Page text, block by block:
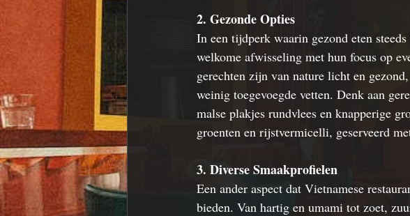
2. Gezonde Opties
In een tijdperk waarin gezond eten
welkome afwisseling met hun focus op
gerechten zijn van nature licht en
weinig toegevoegde vetten. Denk aan
malse plakjes rundvlees en knapperige
groenten en rijstvermicelli, geserveerd
3. Diverse Smaakprofielen
Een ander aspect dat Vietnamese
bieden. Van hartig en umami tot zoet,